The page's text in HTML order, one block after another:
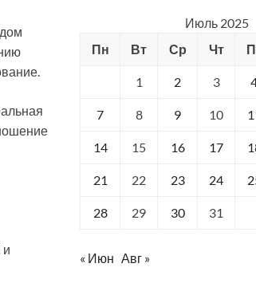
и
Июль 2025
Пн
Вт Ср Чт
1 2 3
7 8 9 10
14 15 16 17
21 22 23 24
28 29 30 31
« Июн Авг »